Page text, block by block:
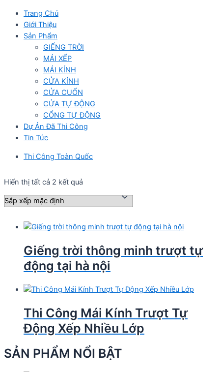
Trang Chủ
Giới Thiệu
Sản Phẩm
GIẾNG TRỜI
MÁI XẾP
MÁI KÍNH
CỬA KÍNH
CỬA CUỐN
CỬA TỰ ĐỘNG
CỔNG TỰ ĐỘNG
Dự Án Đã Thi Công
Tin Tức
Thi Công Toàn Quốc
Hiển thị tất cả 2 kết quả
Giếng trời thông minh trượt tự
động tại hà nội
Thi Công Mái Kính Trượt Tự
Động Xếp Nhiều Lớp
SẢN PHẨM NỔI BẬT